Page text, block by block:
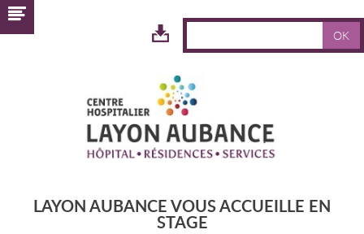
TÉLÉCHARGEMENT
OK
LAYON AUBANCE VOUS ACCUEILLE EN
STAGE